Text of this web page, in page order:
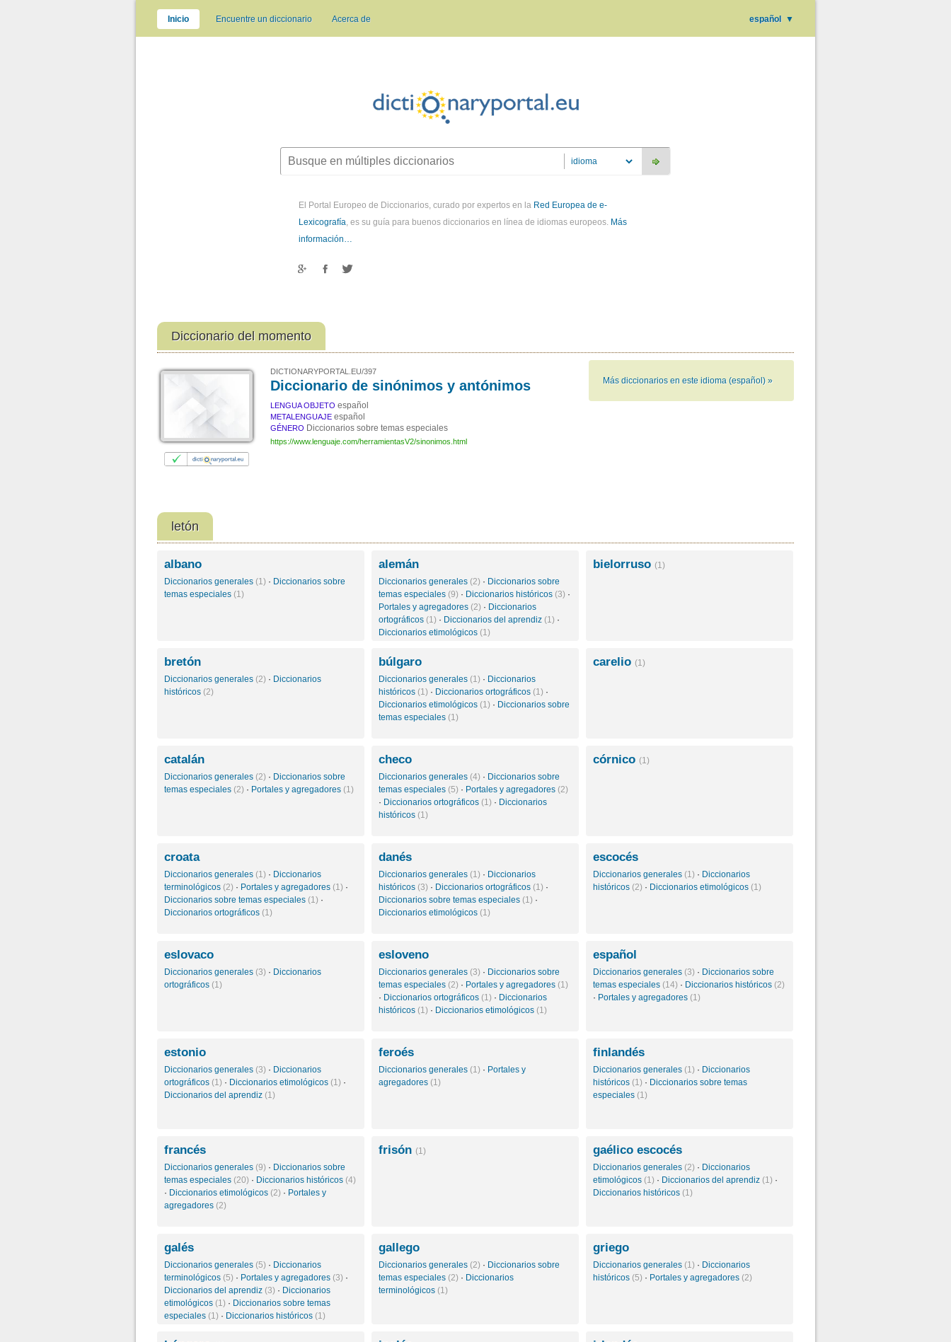
Inicio Encuentre un diccionario Acerca de español ▼
El Portal Europeo de Diccionarios, curado por expertos en la Red Europea de e-
Lexicografía, es su guía para buenos diccionarios en línea de idiomas europeos. Más
información…
Diccionario del momento
Más diccionarios en este idioma (español) »
DICTIONARYPORTAL.EU/397
Diccionario de sinónimos y antónimos
LENGUA OBJETO español
METALENGUAJE español
GÉNERO Diccionarios sobre temas especiales
https://www.lenguaje.com/herramientasV2/sinonimos.html
letón
albano
Diccionarios generales (1) · Diccionarios sobre
temas especiales (1)
alemán
Diccionarios generales (2) · Diccionarios sobre
temas especiales (9) · Diccionarios históricos (3) ·
Portales y agregadores (2) · Diccionarios
ortográficos (1) · Diccionarios del aprendiz (1) ·
Diccionarios etimológicos (1)
bielorruso (1)
bretón
Diccionarios generales (2) · Diccionarios
históricos (2)
búlgaro
Diccionarios generales (1) · Diccionarios
históricos (1) · Diccionarios ortográficos (1) ·
Diccionarios etimológicos (1) · Diccionarios sobre
temas especiales (1)
carelio (1)
catalán
Diccionarios generales (2) · Diccionarios sobre
temas especiales (2) · Portales y agregadores (1)
checo
Diccionarios generales (4) · Diccionarios sobre
temas especiales (5) · Portales y agregadores (2)
· Diccionarios ortográficos (1) · Diccionarios
históricos (1)
córnico (1)
croata
Diccionarios generales (1) · Diccionarios
terminológicos (2) · Portales y agregadores (1) ·
Diccionarios sobre temas especiales (1) ·
Diccionarios ortográficos (1)
danés
Diccionarios generales (1) · Diccionarios
históricos (3) · Diccionarios ortográficos (1) ·
Diccionarios sobre temas especiales (1) ·
Diccionarios etimológicos (1)
escocés
Diccionarios generales (1) · Diccionarios
históricos (2) · Diccionarios etimológicos (1)
eslovaco
Diccionarios generales (3) · Diccionarios
ortográficos (1)
esloveno
Diccionarios generales (3) · Diccionarios sobre
temas especiales (2) · Portales y agregadores (1)
· Diccionarios ortográficos (1) · Diccionarios
históricos (1) · Diccionarios etimológicos (1)
español
Diccionarios generales (3) · Diccionarios sobre
temas especiales (14) · Diccionarios históricos (2)
· Portales y agregadores (1)
estonio
Diccionarios generales (3) · Diccionarios
ortográficos (1) · Diccionarios etimológicos (1) ·
Diccionarios del aprendiz (1)
feroés
Diccionarios generales (1) · Portales y
agregadores (1)
finlandés
Diccionarios generales (1) · Diccionarios
históricos (1) · Diccionarios sobre temas
especiales (1)
francés
Diccionarios generales (9) · Diccionarios sobre
temas especiales (20) · Diccionarios históricos (4)
· Diccionarios etimológicos (2) · Portales y
agregadores (2)
frisón (1) gaélico escocés
Diccionarios generales (2) · Diccionarios
etimológicos (1) · Diccionarios del aprendiz (1) ·
Diccionarios históricos (1)
galés
Diccionarios generales (5) · Diccionarios
terminológicos (5) · Portales y agregadores (3) ·
Diccionarios del aprendiz (3) · Diccionarios
etimológicos (1) · Diccionarios sobre temas
especiales (1) · Diccionarios históricos (1)
gallego
Diccionarios generales (2) · Diccionarios sobre
temas especiales (2) · Diccionarios
terminológicos (1)
griego
Diccionarios generales (1) · Diccionarios
históricos (5) · Portales y agregadores (2)